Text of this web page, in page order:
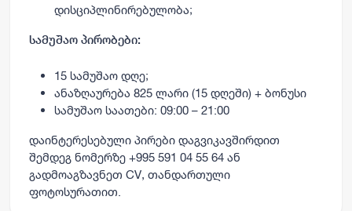
დისციპლინირებულობა;
სამუშაო პირობები:
15 სამუშაო დღე;
ანაზღაურება 825 ლარი (15 დღეში) + ბონუსი
სამუშაო საათები: 09:00 – 21:00
დაინტერესებული პირები დაგვიკავშირდით
შემდეგ ნომერზე +995 591 04 55 64 ან
გადმოაგზავნეთ CV, თანდართული
ფოტოსურათით.